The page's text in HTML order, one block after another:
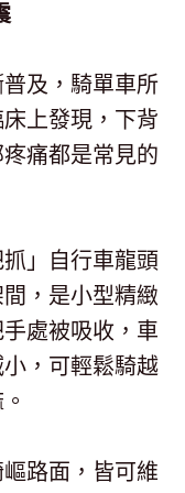
及，騎單車所
上發現，下背
痛都是常見的
」自行車龍頭
，是小型精緻
處被吸收，車
，可輕鬆騎越
路面，皆可維